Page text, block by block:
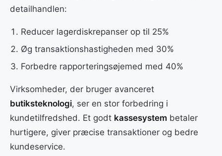
detailhandlen:
Reducer lagerdiskrepanser op til 25%
Øg transaktionshastigheden med 30%
Forbedre rapporteringsøjemed med 40%
Virksomheder, der bruger avanceret
butiksteknologi, ser en stor forbedring i
kundetilfredshed. Et godt kassesystem betaler
hurtigere, giver præcise transaktioner og bedre
kundeservice.